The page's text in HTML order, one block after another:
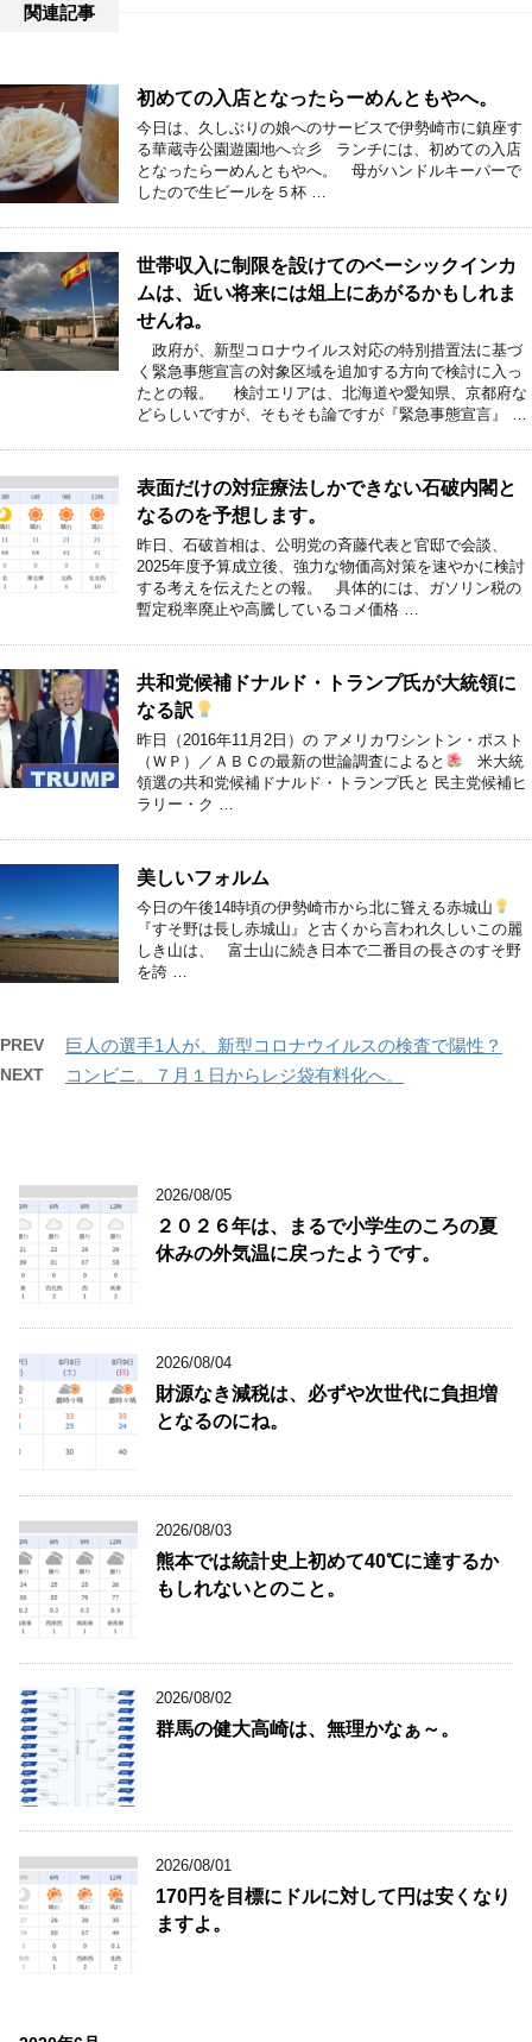
関連記事
初めての入店となったらーめんともやへ。
今日は、久しぶりの娘へのサービスで伊勢崎市に鎮座す
る華蔵寺公園遊園地へ☆彡 ランチには、初めての入店
となったらーめんともやへ。 母がハンドルキーパーで
したので生ビールを５杯 …
世帯収入に制限を設けてのベーシックインカ
ムは、近い将来には俎上にあがるかもしれま
せんね。
政府が、新型コロナウイルス対応の特別措置法に基づ
く緊急事態宣言の対象区域を追加する方向で検討に入っ
たとの報。 検討エリアは、北海道や愛知県、京都府な
どらしいですが、そもそも論ですが『緊急事態宣言』 …
表面だけの対症療法しかできない石破内閣と
なるのを予想します。
昨日、石破首相は、公明党の斉藤代表と官邸で会談、
2025年度予算成立後、強力な物価高対策を速やかに検討
する考えを伝えたとの報。 具体的には、ガソリン税の
暫定税率廃止や高騰しているコメ価格 …
共和党候補ドナルド・トランプ氏が大統領に
なる訳
昨日（2016年11月2日）の アメリカワシントン・ポスト
（ＷＰ）／ＡＢＣの最新の世論調査によると
米大統
領選の共和党候補ドナルド・トランプ氏と 民主党候補ヒ
ラリー・ク …
美しいフォルム
今日の午後14時頃の伊勢崎市から北に聳える赤城山
『すそ野は長し赤城山』と古くから言われ久しいこの麗
しき山は、 富士山に続き日本で二番目の長さのすそ野
を誇 …
PREV 巨人の選手1人が、新型コロナウイルスの検査で陽性？
NEXT コンビニ。７月１日からレジ袋有料化へ。
2026/08/05
２０２６年は、まるで小学生のころの夏
休みの外気温に戻ったようです。
2026/08/04
財源なき減税は、必ずや次世代に負担増
となるのにね。
2026/08/03
熊本では統計史上初めて40℃に達するか
もしれないとのこと。
2026/08/02
群馬の健大高崎は、無理かなぁ～。
2026/08/01
170円を目標にドルに対して円は安くなり
ますよ。